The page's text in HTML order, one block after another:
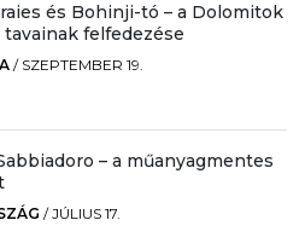
és Bohinji-tó – a Dolomitok
felfedezése
/ SZEPTEMBER 19.
– a műanyagmentes
/JÚLIUS 17.